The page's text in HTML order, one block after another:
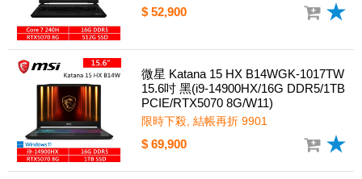
$ 52,900
微星 Katana 15 HX B14WGK-1017TW
15.6吋 黑(i9-14900HX/16G DDR5/1TB
PCIE/RTX5070 8G/W11)
限時下殺, 結帳再折 9901
$ 69,900